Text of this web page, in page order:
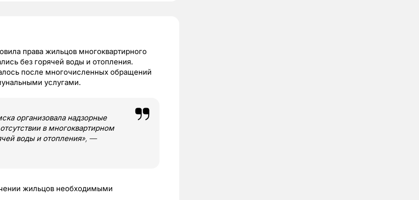
права жильцов многоквартирного
без горячей воды и отопления.
после многочисленных обращений
услугами.
организовала надзорные
в многоквартирном
воды и отопления», —
жильцов необходимыми